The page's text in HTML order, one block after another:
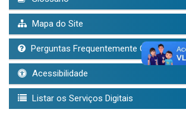
Mapa do Site
Perguntas Frequentemente
Acessibilidade
Listar os Serviços Digitais